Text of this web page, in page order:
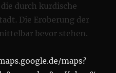
durch kurdische
Die Eroberung der
bevor stehen.
maps?